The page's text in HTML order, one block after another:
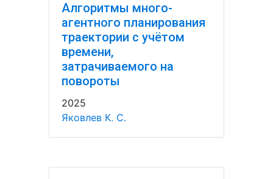
Алгоритмы много-
агентного планирования
траектории с учётом
времени,
затрачиваемого на
повороты
2025
Яковлев К. С.